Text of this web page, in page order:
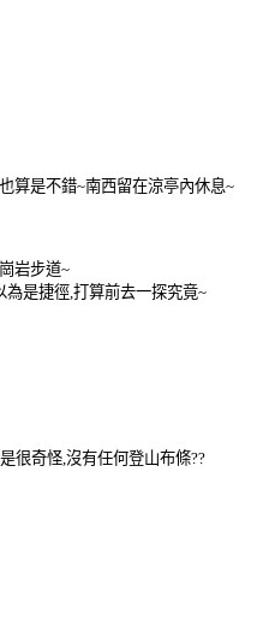
算是不錯~南西留在涼亭內休息~
岩步道~
為是捷徑 打算前去一探究竟~
很奇怪 沒有任何登山布條??